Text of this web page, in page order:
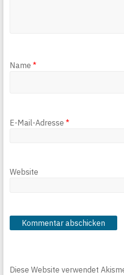
Name *
E-Mail-Adresse *
Website
Diese Website verwendet